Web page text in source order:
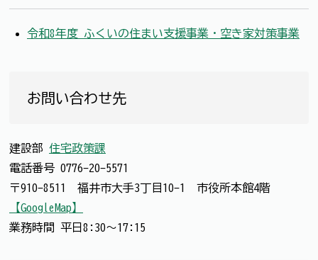
令和8年度 ふくいの住まい支援事業・空き家対策事業
お問い合わせ先
建設部 住宅政策課
電話番号 0776-20-5571
〒910-8511 福井市大手3丁目10-1 市役所本館4階
【GoogleMap】
業務時間 平日8:30～17:15